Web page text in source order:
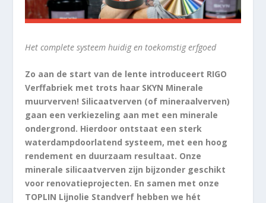
Het complete systeem huidig en toekomstig erfgoed
Zo aan de start van de lente introduceert RIGO
Verffabriek met trots haar SKYN Minerale
muurverven! Silicaatverven (of mineraalverven)
gaan een verkiezeling aan met een minerale
ondergrond. Hierdoor ontstaat een sterk
waterdampdoorlatend systeem, met een hoog
rendement en duurzaam resultaat. Onze
minerale silicaatverven zijn bijzonder geschikt
voor renovatieprojecten. En samen met onze
TOPLIN Lijnolie Standverf hebben we hét